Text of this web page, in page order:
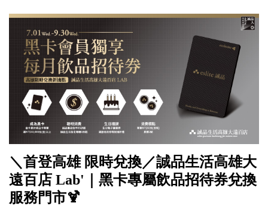
＼首登高雄 限時兌換／誠品生活高雄大
遠百店 Lab'｜黑卡專屬飲品招待券兌換
服務門市🍹